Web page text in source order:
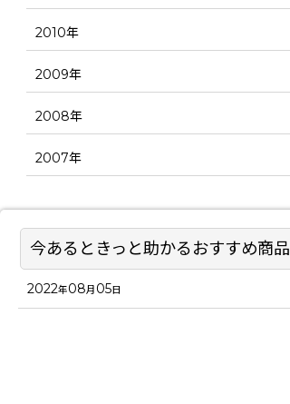
今あるときっと助かるおすすめ商品
2022年08月 05日
2010年
2009年
2008年
2007年